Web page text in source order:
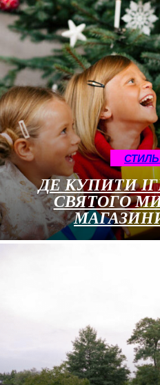
ДЕ КУПИТИ
СВЯТОГО